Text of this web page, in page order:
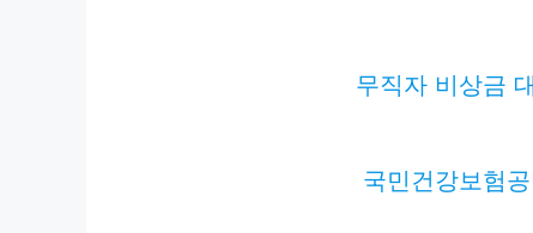
무직자 비상금
국민건강보험